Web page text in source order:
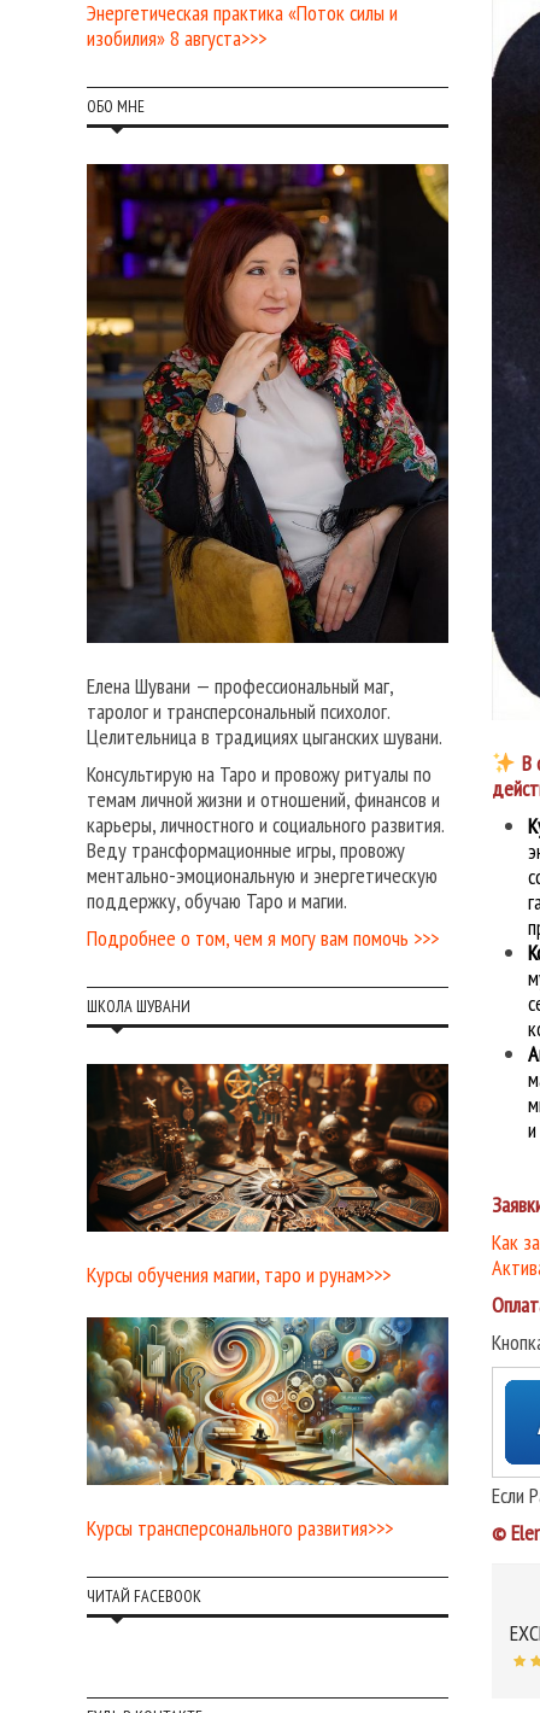
В
Как
Если
©
Энергетическая практика «Поток силы и
изобилия» 8 августа>>>
ОБО МНЕ
Елена Шувани — профессиональный маг,
таролог и трансперсональный психолог.
Целительница в традициях цыганских шувани.
Консультирую на Таро и провожу ритуалы по
темам личной жизни и отношений, финансов и
карьеры, личностного и социального развития.
Веду трансформационные игры, провожу
ментально-эмоциональную и энергетическую
поддержку, обучаю Таро и магии.
Подробнее о том, чем я могу вам помочь >>>
ШКОЛА ШУВАНИ
Курсы обучения магии, таро и рунам>>>
Курсы трансперсонального развития>>>
ЧИТАЙ FACEBOOK